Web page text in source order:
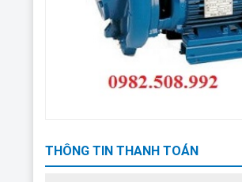
THÔNG TIN THANH TOÁN